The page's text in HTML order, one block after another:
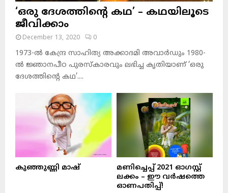
‘ഒരു ദേശത്തിന്റെ കഥ’ – കഥയിലൂടെ
ജീവിക്കാം
December 13, 2020 0
1973-ല്‍ കേന്ദ്ര സാഹിത്യ അക്കാദമി അവാര്‍ഡും 1980-
ല്‍ ജ്ഞാനപീഠ പുരസ്‌കാരവും ലഭിച്ച കൃതിയാണ് ‘ഒരു
ദേശത്തിന്റെ കഥ’....
കുഞ്ഞുണ്ണി മാഷ്‌
മണിച്ചെപ്പ് 2021 ഓഗസ്റ്റ്
ലക്കം – ഈ വർഷത്തെ
ഓണപതിപ്പ്!